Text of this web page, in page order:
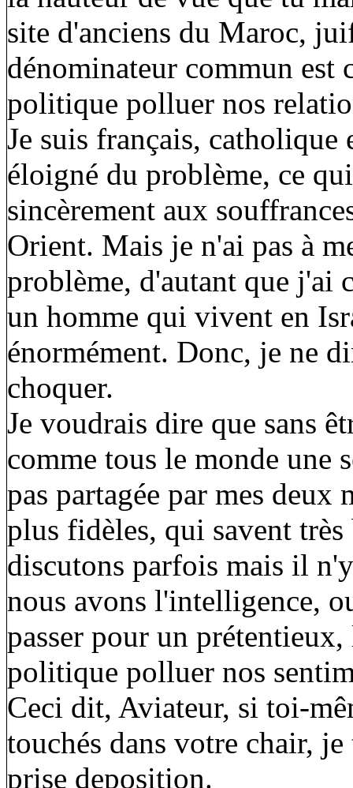
site d'anciens du Maroc,
dénominateur commun est
politique polluer nos
Je suis français, catholique
éloigné du problème, ce
sincèrement aux
Orient. Mais je n'ai pas à
problème, d'autant que j'ai
un homme qui vivent en
énormément. Donc, je ne
choquer.
Je voudrais dire que sans
comme tous le monde une
pas partagée par mes deux
plus fidèles, qui savent
discutons parfois mais il
nous avons l'intelligence,
passer pour un
politique polluer nos
Ceci dit, Aviateur, si toi-
touchés dans votre chair,
prise deposition.